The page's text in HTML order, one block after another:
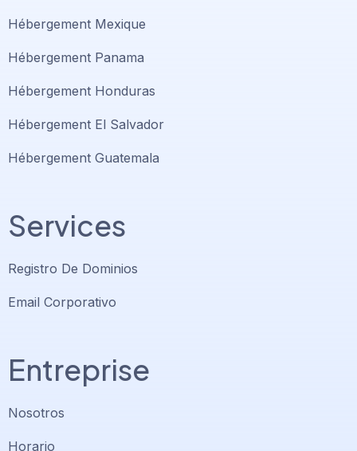
Hébergement Mexique
Hébergement Panama
Hébergement Honduras
Hébergement El Salvador
Hébergement Guatemala
Services
Registro De Dominios
Email Corporativo
Entreprise
Nosotros
Horario